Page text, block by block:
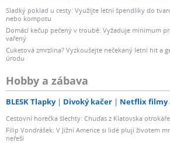
Sladký poklad u cesty: Využijte letní špendlíky do
nebo kompotu
Domácí kečup pečený v troubě: Vyžaduje minimum
vařený
Cuketová zmrzlina? Vyzkoušejte nečekaný letní hit a
úrodu
Hobby a zábava
BLESK Tlapky Divoký kačer Netflix filmy
Cestovní horečka šlechty: Chuďas z Klatovska
Filip Vondrášek: V Jižní Americe si lidé plují životem
neřeší